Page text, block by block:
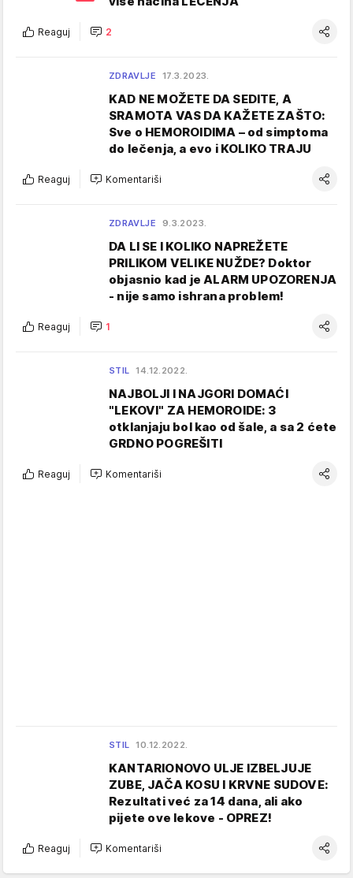
Reaguj 2
ZDRAVLJE 17.3.2023.
KAD NE MOŽETE DA SEDITE, A
SRAMOTA VAS DA KAŽETE ZAŠTO:
Sve o HEMOROIDIMA – od simptoma
do lečenja, a evo i KOLIKO TRAJU
Reaguj Komentariši
ZDRAVLJE 9.3.2023.
DA LI SE I KOLIKO NAPREŽETE
PRILIKOM VELIKE NUŽDE? Doktor
objasnio kad je ALARM UPOZORENJA
- nije samo ishrana problem!
Reaguj 1
STIL 14.12.2022.
NAJBOLJI I NAJGORI DOMAĆI
"LEKOVI" ZA HEMOROIDE: 3
otklanjaju bol kao od šale, a sa 2 ćete
GRDNO POGREŠITI
Reaguj Komentariši
STIL 10.12.2022.
KANTARIONOVO ULJE IZBELJUJE
ZUBE, JAČA KOSU I KRVNE SUDOVE:
Rezultati već za 14 dana, ali ako
pijete ove lekove - OPREZ!
Reaguj Komentariši